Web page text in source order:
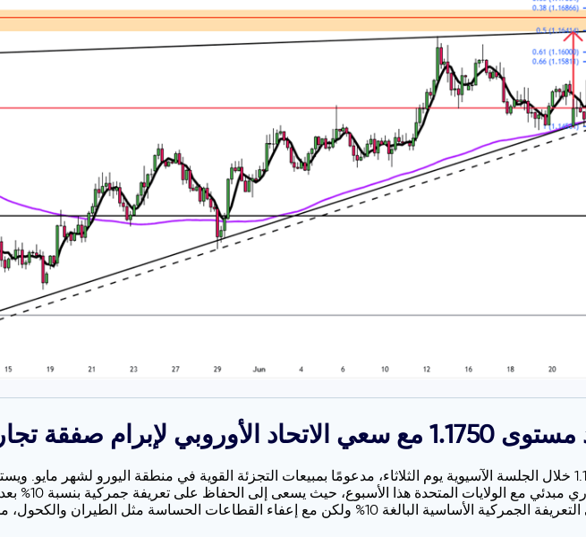
صفقة تجارية
يتم تداول زوج اليورو/الدولار الأمريكي حول مستوى 1.1745 خلال الجلسة الآسيوية يوم الثلاثاء، مدعومًا بمبيعات التجزئة القوية في منطقة
تستمر المفاوضات. ومن شأن الاتفاق المقترح الإبقاء على التعريفة الجمركية الأساسية البالغة 10% ولكن مع إعفاء